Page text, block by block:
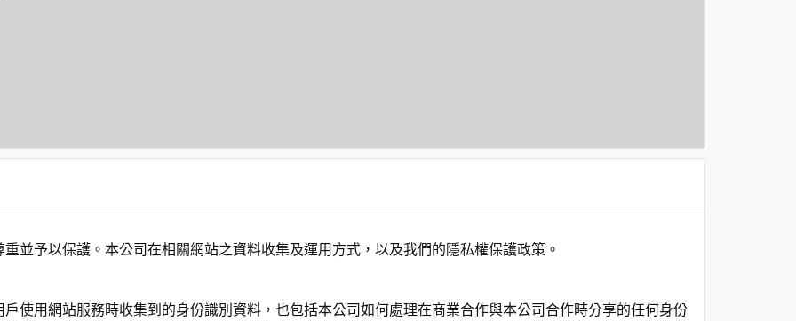
並予以保護。本公司在相關網站之資料收集及運用方式，以及我們的隱私權保護政策。
使用網站服務時收集到的身份識別資料，也包括本公司如何處理在商業合作與本公司合作時分享的任何身份